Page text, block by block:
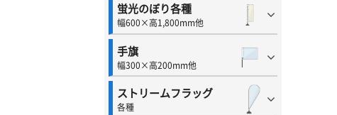
蛍光のぼり各種
幅600×高1,800mm他
手旗
幅300×高200mm他
ストリームフラッグ
各種